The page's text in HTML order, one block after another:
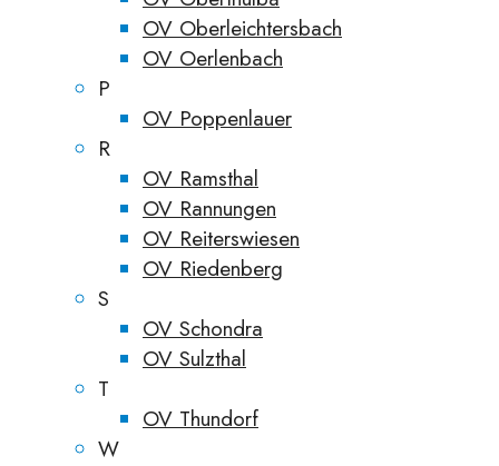
OV Oberleichtersbach
OV Oerlenbach
P
OV Poppenlauer
R
OV Ramsthal
OV Rannungen
OV Reiterswiesen
OV Riedenberg
S
OV Schondra
OV Sulzthal
T
OV Thundorf
W